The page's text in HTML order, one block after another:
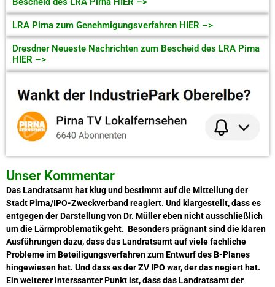
LRA Pirna zum Genehmigungsverfahren HIER –>
Dresdner Neueste Nachrichten zum Bescheid des LRA Pirna
HIER –>
Unser Kommentar
Das Landratsamt hat klug und bestimmt auf die Mitteilung der
Stadt Pirna/IPO-Zweckverband reagiert. Und klargestellt, dass es
entgegen der Darstellung von Dr. Müller eben nicht ausschließlich
um die Lärmproblematik geht. Besonders prägnant sind die klaren
Ausführungen dazu, dass das Landratsamt auf viele fachliche
Probleme im Beteiligungsverfahren zum Entwurf des B-Planes
hingewiesen hat. Und dass es der ZV IPO war, der das negiert hat.
Ein weiterer interssanter Punkt ist, dass das Landratsamt der